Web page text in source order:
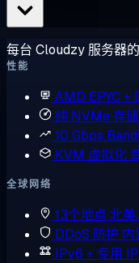
每台 Cloudzy 服务器
性能
AMD EPYC +
纯 NVMe 存储
10 Gbps
KVM 虚拟化
全球网络
13个地点 北美
DDoS 防护 内
IPv6 + 专用